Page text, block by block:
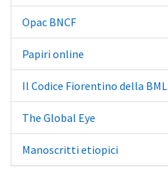
Opac BNCF
Papiri online
Il Codice Fiorentino della BML
The Global Eye
Manoscritti etiopici